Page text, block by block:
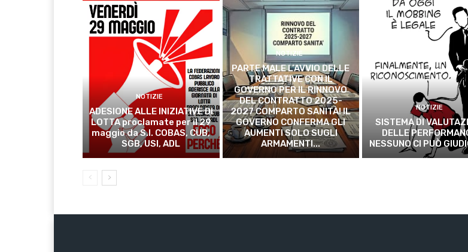
NOTIZIE
ADESIONE ALLE INIZIATIVE DI
LOTTA proclamate per il 29
maggio da S.I. COBAS, CUB,
SGB, USI, ADL
NOTIZIE
PARTE MALE L’AVVIO DELLE
TRATTATIVE CON IL
GOVERNO PER IL RINNOVO
DEL CONTRATTO 2025-
2027 COMPARTO SANITÀ! IL
GOVERNO CONFERMA GLI
AUMENTI SOLO SUGLI
ARMAMENTI...
NOTIZIE
SISTEMA DI
DELLE
NESSUNO CI PUÒ